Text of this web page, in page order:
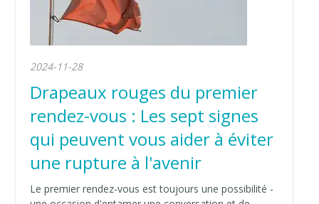
2024-11-28
Drapeaux rouges du premier
rendez-vous : Les sept signes
qui peuvent vous aider à éviter
une rupture à l'avenir
Le premier rendez-vous est toujours une possibilité -